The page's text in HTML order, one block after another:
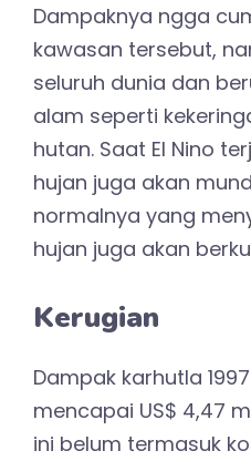
Dampaknya ngga
kawasan tersebut,
seluruh dunia dan
alam seperti
hutan. Saat El Nino
hujan juga akan
normalnya yang
hujan juga akan
Kerugian
Dampak karhutla
mencapai US$ 4,47
ini belum termasuk